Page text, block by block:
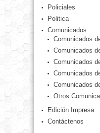
Policiales
Politica
Comunicados
Comunicados
Comunicados
Comunicados
Comunicados
Comunicados
Otros
Edición Impresa
Contáctenos